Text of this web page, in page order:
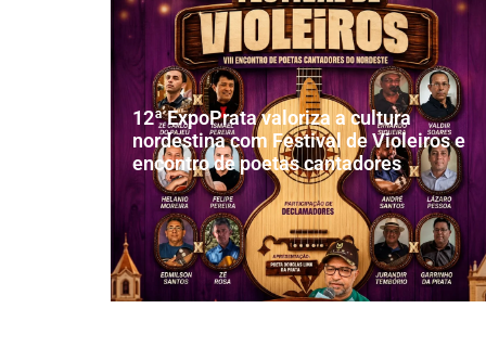
12ª ExpoPrata valoriza a cultura
nordestina com Festival de Violeiros e
encontro de poetas cantadores